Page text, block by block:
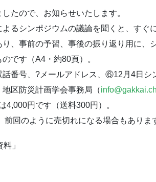
したので、お知らせいたします。
よるシンポジウムの議論を聞くと、すぐ
、事前の予習、 事後の振り返り用に、
です（A4・約80頁）。
番号 、?メールアドレス、⑥12月4日
区防災計画学会事務局（info
4,000円です（送料300円）。
前回のように売切れになる場合もありま
」